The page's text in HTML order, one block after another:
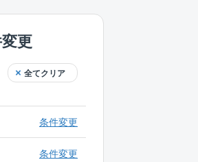
更
全てクリア
条件変更
条件変更